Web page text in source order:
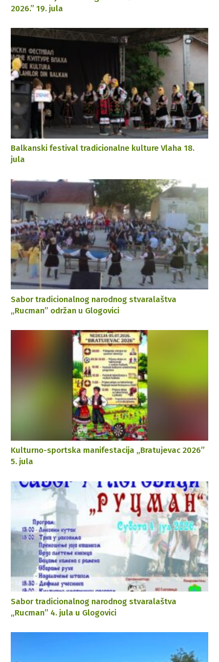
2026.” 19. jula
Balkanski festival tradicionalne kulture Vlaha 18.
jula
Sabor tradicionalnog narodnog stvaralaštva
„Rucman” održan u Glogovici
Kulturno-sportska manifestacija „Bratujevac 2026”
5. jula
Sabor tradicionalnog narodnog stvaralaštva
„Rucman” 4. jula u Glogovici